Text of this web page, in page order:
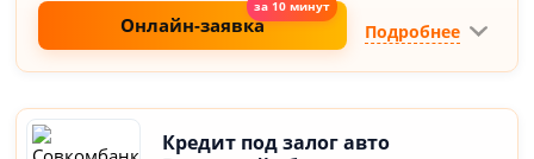
Онлайн-заявка Подробнее
Кредит под залог авто